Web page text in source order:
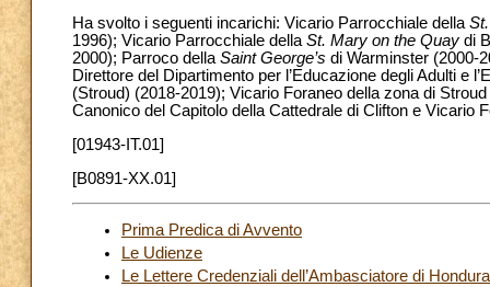
Ha svolto i seguenti incarichi: Vicario Parrocchiale della
1996); Vicario Parrocchiale dellaSt. Mary on the Quay di
2000); Parroco dellaSaint George’s di Warminster (2000-
Direttore del Dipartimento per l’Educazione degli Adulti e
(Stroud) (2018-2019); Vicario Foraneo della zona di
Canonico del Capitolo della Cattedrale di Clifton e Vicario
[01943-IT.01]
[B0891-XX.01]
Prima Predica di Avvento
Le Udienze
Le Lettere Credenziali dell’Ambasciatore di